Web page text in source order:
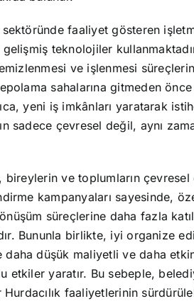
sektöründe faaliyet gösteren
teknolojiler
temizlenmesi ve işlenmesi
sahalarına gitmeden
yeni iş imkânları yaratarak
sadece çevresel değil, aynı
bireylerin ve toplumların çevresel
kampanyaları sayesinde,
süreçlerine daha fazla
Bununla birlikte, iyi organize
daha düşük maliyetli ve daha
etkiler yaratır. Bu sebeple,
Hurdacılık faaliyetlerinin